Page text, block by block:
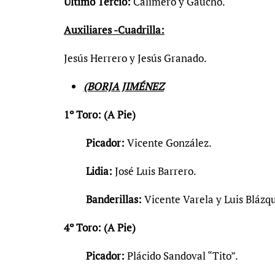
Auxiliares -Cuadrilla:
Jesús Herrero y Jesús Granado.
(BORJA JIMÉNEZ
1º Toro: (A Pie)
Picador: Vicente González.
Lidia: José Luis Barrero.
Banderillas: Vicente Varela y Luis
4º Toro: (A Pie)
Picador: Plácido Sandoval “Tito”.